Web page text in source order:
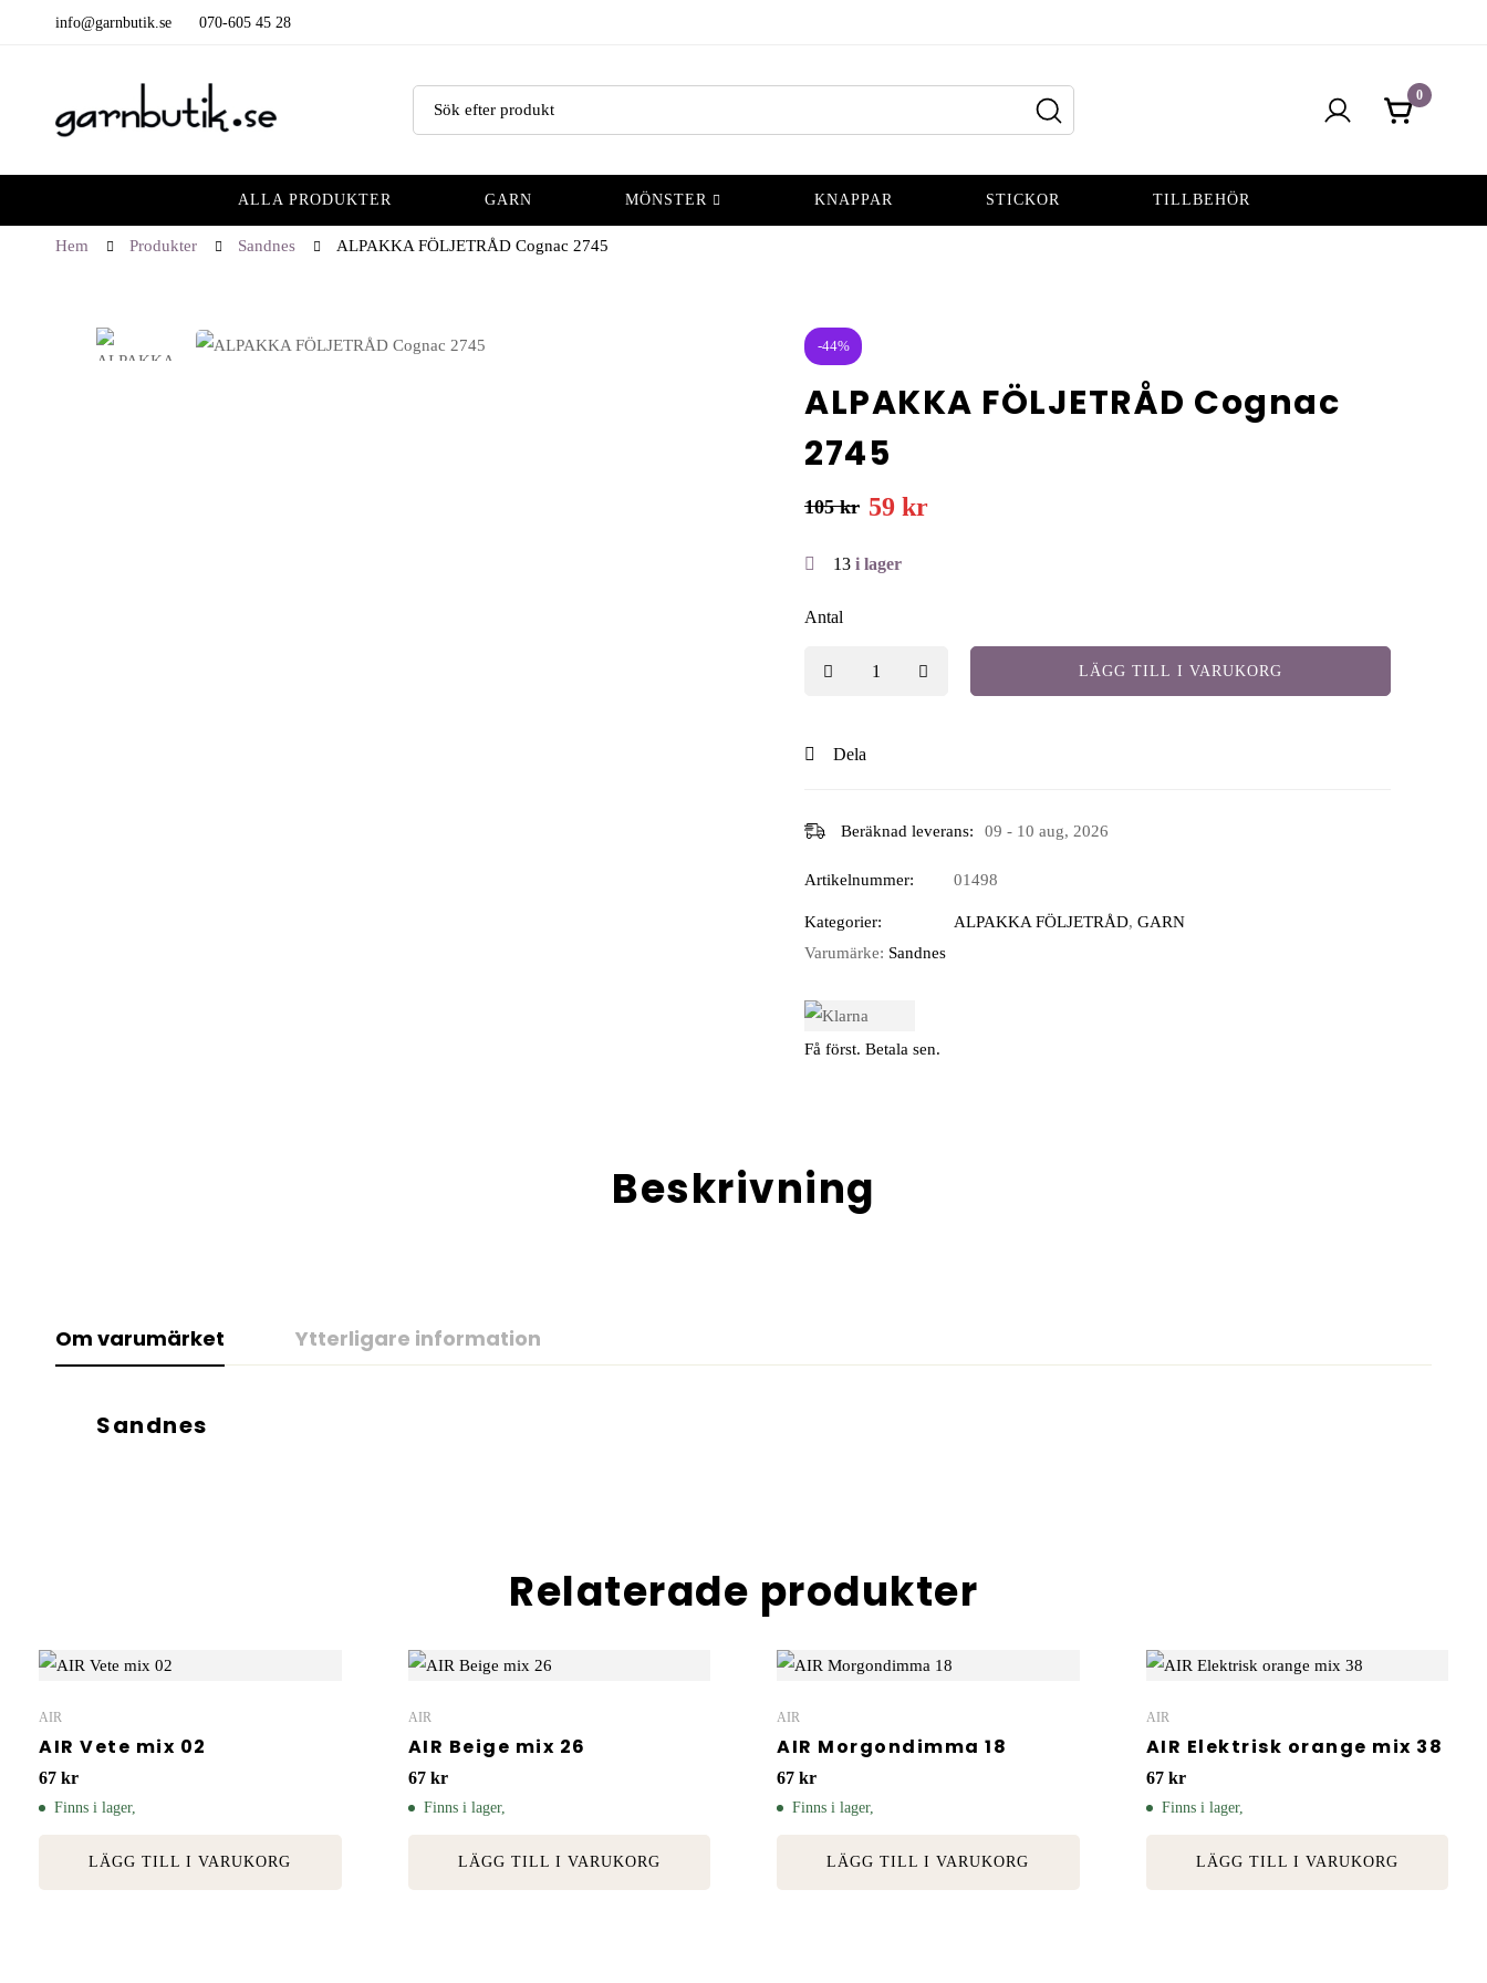
info@garnbutik.se 070-605 45 28
0
ALLA PRODUKTER GARN MÖNSTER KNAPPAR STICKOR TILLBEHÖR
Hem Produkter Sandnes ALPAKKA FÖLJETRÅD Cognac 2745
-44%
ALPAKKA FÖLJETRÅD Cognac
2745
105kr 59 kr
13 i lager
Antal
LÄGG TILL I VARUKORG
Dela
Beräknad leverans: 09 - 10 aug, 2026
Artikelnummer: 01498
Kategorier: ALPAKKA FÖLJETRÅD, GARN
Varumärke: Sandnes
Få först. Betala sen.
Beskrivning
Om varumärket Ytterligare information
Sandnes
Relaterade produkter
AIR
AIR Vete mix 02
67 kr
Finns i lager,
LÄGG TILL I VARUKORG
AIR
AIR Beige mix 26
67 kr
Finns i lager,
LÄGG TILL I VARUKORG
AIR
AIR Morgondimma 18
67 kr
Finns i lager,
LÄGG TILL I VARUKORG
AIR
AIR Elektrisk orange mix 38
67 kr
Finns i lager,
LÄGG TILL I VARUKORG